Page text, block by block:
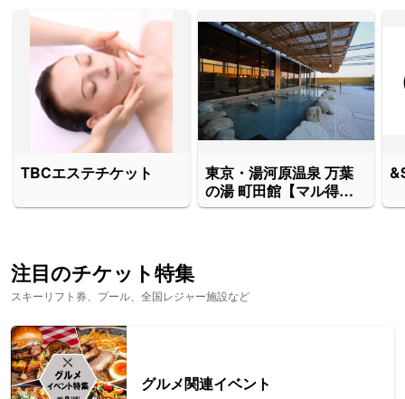
TBCエステチケット
東京・湯河原温泉 万葉
の湯 町田館【マル得セ
ット日帰り入館券】
注目のチケット特集
スキーリフト券、プール、全国レジャー施設など
グルメ関連イベント